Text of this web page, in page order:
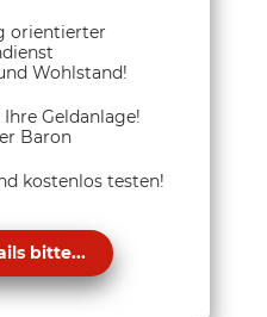
orientierter
Wohlstand!
Geldanlage!
Baron
kostenlos testen!
bitte...